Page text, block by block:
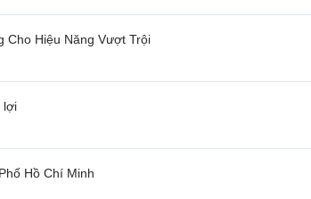
Cho Hiệu Năng Vượt Trội
lợi
Hồ Chí Minh